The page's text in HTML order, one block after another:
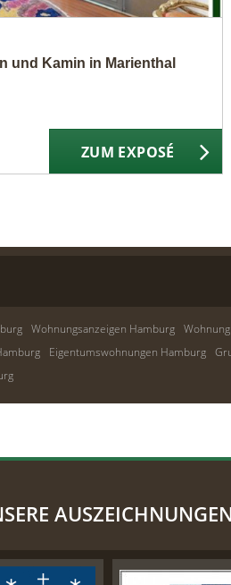
und Kamin in Marienthal
ZUM EXPOSÉ
Wohnungsanzeigen Hamburg
Eigentumswohnungen Hamburg